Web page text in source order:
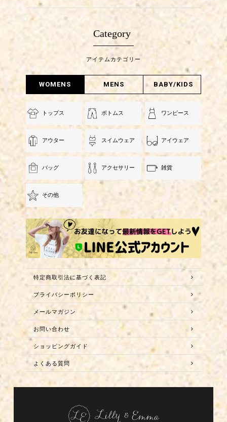
Category
アイテムカテゴリー
WOMENS MENS BABY/KIDS
トップス ボトムス ワンピース
アウター スイムウェア アイウェア
バッグ アクセサリー 雑貨
その他
特定商取引法に基づく表記
プライバシーポリシー
メールマガジン
お問い合わせ
ショッピングガイド
よくある質問